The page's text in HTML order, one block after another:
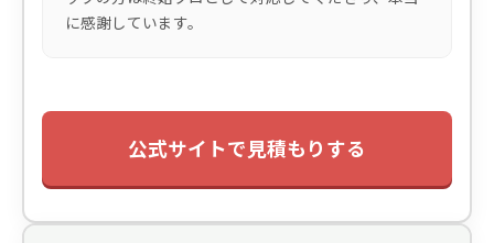
に感謝しています。
公式サイトで見積もりする